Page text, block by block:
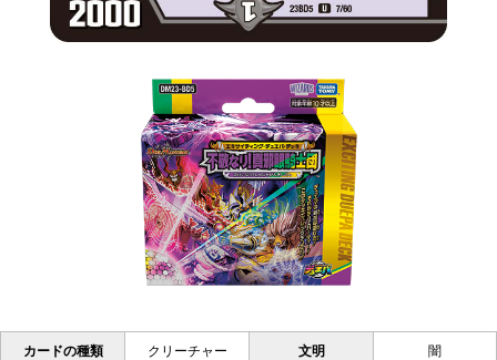
カードの種類 クリーチャー 文明 闇